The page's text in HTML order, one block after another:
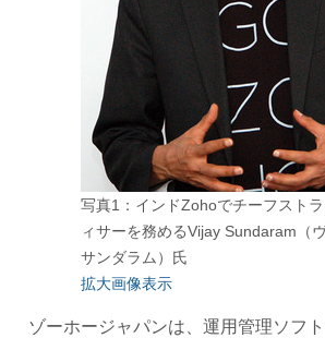
写真1：インドZohoでチーフスト
ィサーを務めるVijay Sundaram（
サンダラム）氏
拡大画像表示
ゾーホージャパンは、運用管理ソフ